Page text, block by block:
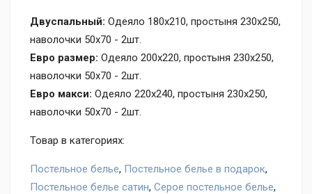
Двуспальный: Одеяло 180х210, простыня 230х250,
наволочки 50х70 - 2шт.
Евро размер: Одеяло 200х220, простыня 230х250,
наволочки 50х70 - 2шт.
Евро макси: Одеяло 220х240, простыня 230х250,
наволочки 50х70 - 2шт.
Товар в категориях:
Постельное белье, Постельное белье в подарок,
Постельное белье сатин, Серое постельное белье,